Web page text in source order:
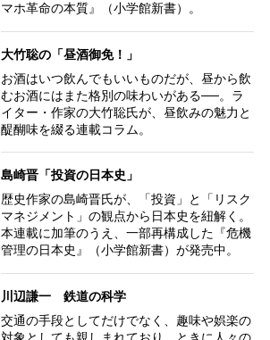
マホ革命の本質』（小学館新書）。
大竹聡の「昼酒御免！」
お酒はいつ飲んでもいいものだが、昼から飲
むお酒にはまた格別の味わいがある──。ラ
イター・作家の大竹聡氏が、昼飲みの魅力と
醍醐味を綴る連載コラム。
島崎晋「投資の日本史」
歴史作家の島崎晋氏が、「投資」と「リスク
マネジメント」の観点から日本史を紐解く。
本連載に加筆のうえ、一部再構成した『危機
管理の日本史』（小学館新書）が発売中。
川辺謙一 鉄道の科学
交通の手段としてだけでなく、趣味や娯楽の
対象としても親しまれており、ときに人々の